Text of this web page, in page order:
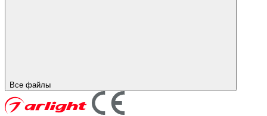
Все файлы